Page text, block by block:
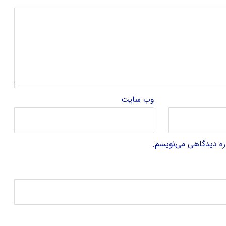
وب‌ سایت
دیدگاهی می‌نویسم.